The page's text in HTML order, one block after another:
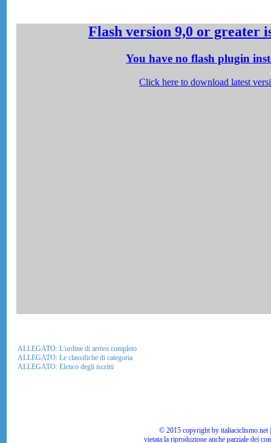
ALLEGATO: L'ordine di arrivo completo
ALLEGATO: Le classifiche di categoria
ALLEGATO: Elenco degli iscritti
© 2015 copyright by italiaciclismo.net
vietata la riproduzione anche parziale dei